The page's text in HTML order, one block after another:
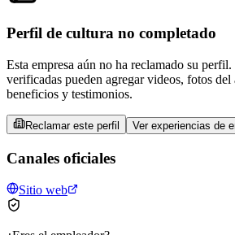
Perfil de cultura no completado
Esta empresa aún no ha reclamado su perfil.
verificadas pueden agregar videos, fotos del
beneficios y testimonios.
Reclamar este perfil Ver experiencias de
Canales oficiales
Sitio web